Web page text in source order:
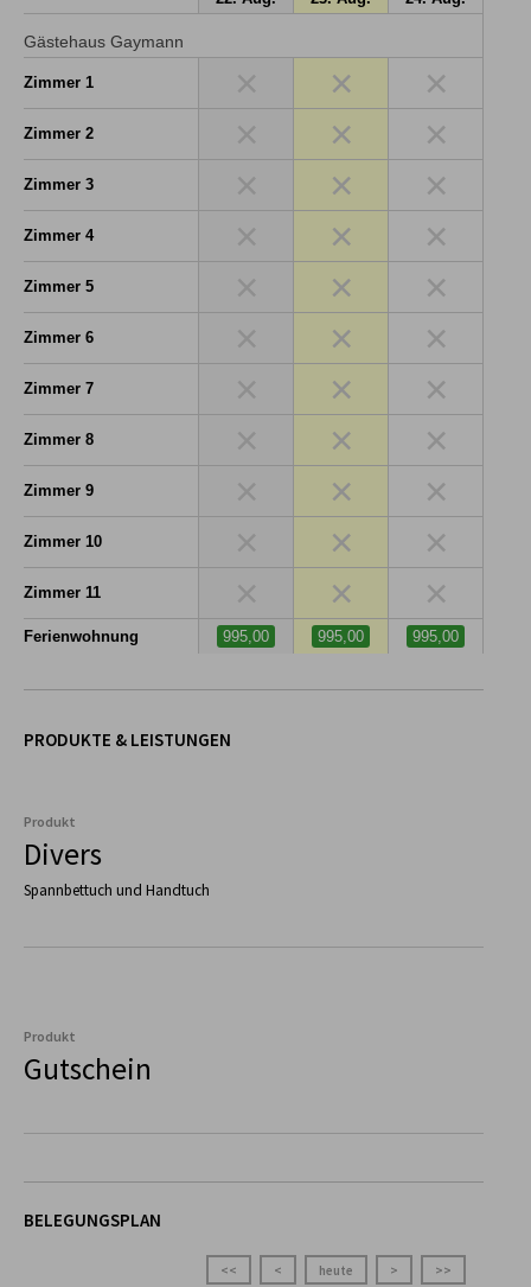
Gästehaus Gaymann
Zimmer 1 × ×
Zimmer 2 × ×
Zimmer 3 × ×
Zimmer 4 × ×
Zimmer 5 × ×
Zimmer 6 × ×
Zimmer 7 × ×
Zimmer 8 × ×
Zimmer 9 × ×
Zimmer 10 × ×
Zimmer 11 × ×
Ferienwohnung 995,00 995,00 995,00
PRODUKTE & LEISTUNGEN
Produkt
Divers
Spannbettuch und Handtuch
Produkt
Gutschein
BELEGUNGSPLAN
<< < heute > >>